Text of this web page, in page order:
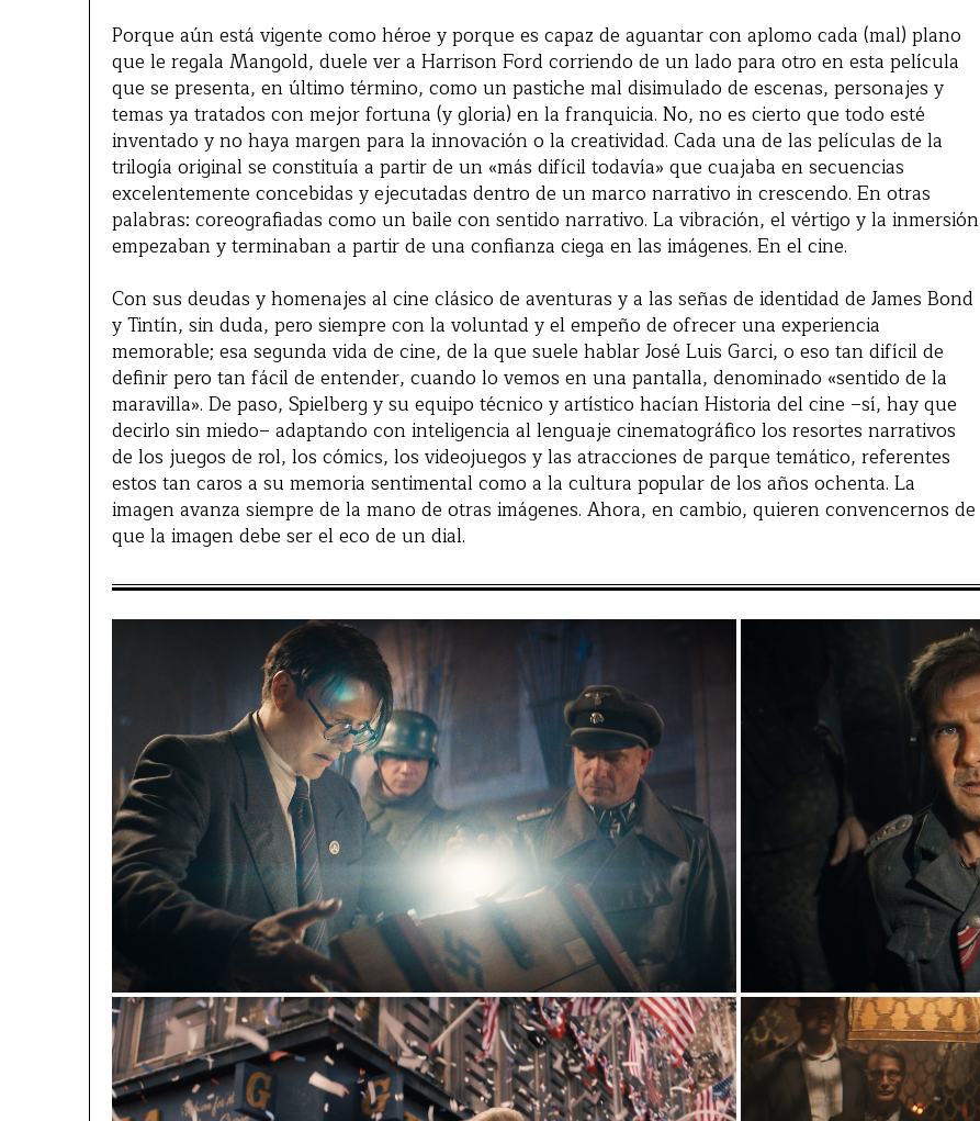
Porque aún está vigente como héroe y porque es capaz de aguantar con aplomo cada (mal) plano
que le regala Mangold, duele ver a Harrison Ford corriendo de un lado para otro en esta película
que se presenta, en último término, como un pastiche mal disimulado de escenas, personajes y
temas ya tratados con mejor fortuna (y gloria) en la franquicia. No, no es cierto que todo esté
inventado y no haya margen para la innovación o la creatividad. Cada una de las películas de la
trilogía original se constituía a partir de un «más difícil todavía» que cuajaba en secuencias
excelentemente concebidas y ejecutadas dentro de un marco narrativo in crescendo. En otras
palabras: coreografiadas como un baile con sentido narrativo. La vibración, el vértigo y la inmersión
empezaban y terminaban a partir de una confianza ciega en las imágenes. En el cine.
Con sus deudas y homenajes al cine clásico de aventuras y a las señas de identidad de James Bond
y Tintín, sin duda, pero siempre con la voluntad y el empeño de ofrecer una experiencia
memorable; esa segunda vida de cine, de la que suele hablar José Luis Garci, o eso tan difícil de
definir pero tan fácil de entender, cuando lo vemos en una pantalla, denominado «sentido de la
maravilla». De paso, Spielberg y su equipo técnico y artístico hacían Historia del cine –sí, hay que
decirlo sin miedo– adaptando con inteligencia al lenguaje cinematográfico los resortes narrativos
de los juegos de rol, los cómics, los videojuegos y las atracciones de parque temático, referentes
estos tan caros a su memoria sentimental como a la cultura popular de los años ochenta. La
imagen avanza siempre de la mano de otras imágenes. Ahora, en cambio, quieren convencernos de
que la imagen debe ser el eco de un dial.